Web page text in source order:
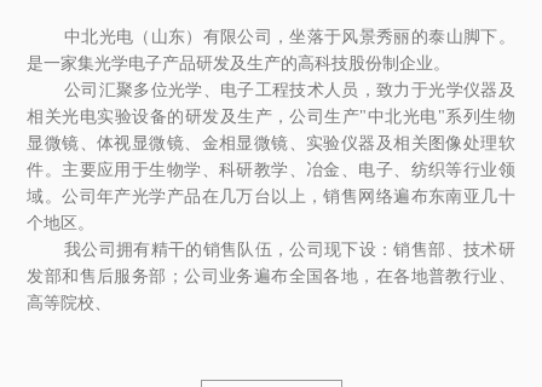
中北光电（山东）有限公司，坐落于风景秀丽的泰山脚下。
是一家集光学电子产品研发及生产的高科技股份制企业。
公司汇聚多位光学、电子工程技术人员，致力于光学仪器及
相关光电实验设备的研发及生产，公司生产"中北光电"系列生物
显微镜、体视显微镜、金相显微镜、实验仪器及相关图像处理软
件。主要应用于生物学、科研教学、冶金、电子、纺织等行业领
域。公司年产光学产品在几万台以上，销售网络遍布东南亚几十
个地区。
我公司拥有精干的销售队伍，公司现下设：销售部、技术研
发部和售后服务部；公司业务遍布全国各地，在各地普教行业、
高等院校、